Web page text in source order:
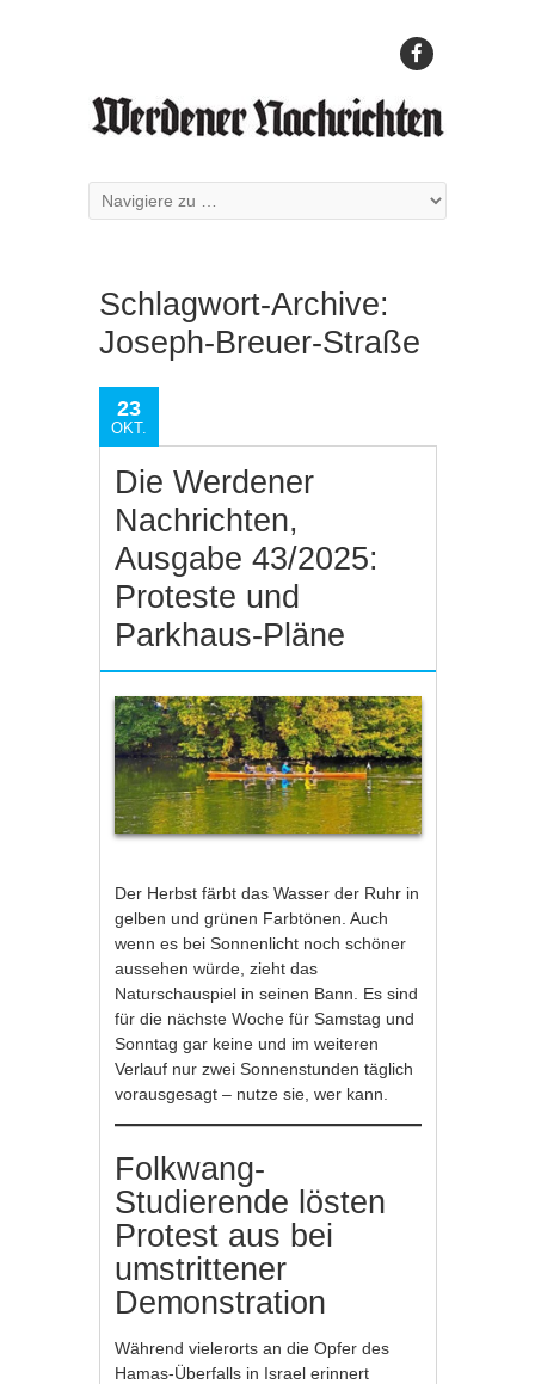
Schlagwort-Archive:
Joseph-Breuer-Straße
23
OKT.
Die Werdener
Nachrichten,
Ausgabe 43/2025:
Proteste und
Parkhaus-Pläne
Der Herbst färbt das Wasser der Ruhr in
gelben und grünen Farbtönen. Auch
wenn es bei Sonnenlicht noch schöner
aussehen würde, zieht das
Naturschauspiel in seinen Bann. Es sind
für die nächste Woche für Samstag und
Sonntag gar keine und im weiteren
Verlauf nur zwei Sonnenstunden täglich
vorausgesagt – nutze sie, wer kann.
Folkwang-
Studierende lösten
Protest aus bei
umstrittener
Demonstration
Während vielerorts an die Opfer des
Hamas-Überfalls in Israel erinnert